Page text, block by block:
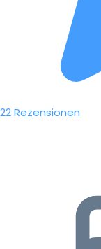
22 Rezensionen